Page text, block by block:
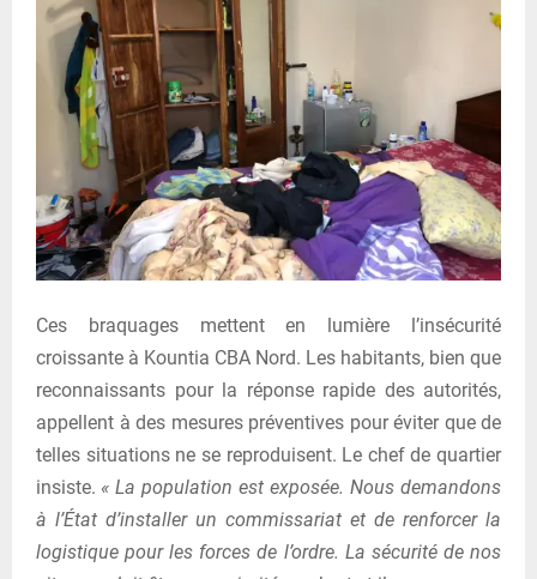
Ces braquages mettent en lumière l’insécurité
croissante à Kountia CBA Nord. Les habitants, bien que
reconnaissants pour la réponse rapide des autorités,
appellent à des mesures préventives pour éviter que de
telles situations ne se reproduisent. Le chef de quartier
insiste. « La population est exposée. Nous demandons
à l’État d’installer un commissariat et de renforcer la
logistique pour les forces de l’ordre. La sécurité de nos